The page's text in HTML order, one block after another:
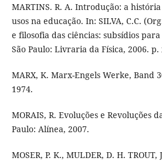
MARTINS. R. A. Introdução: a história
usos na educação. In: SILVA, C.C.
e filosofia das ciências: subsídios
São Paulo: Livraria da Física, 2006.
MARX, K. Marx-Engels Werke, Band
1974.
MORAIS, R. Evoluções e Revoluções
Paulo: Alínea, 2007.
MOSER, P. K., MULDER, D. H.